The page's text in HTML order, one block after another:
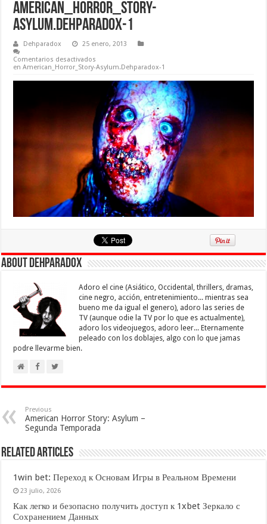
American_Horror_Story-
Asylum.Dehparadox-1
Dehparadox
25 enero, 2013
Comentarios desactivados
en American_Horror_Story-Asylum.Dehparadox-1
About Dehparadox
Adoro el cine (Asiático, Occidental, thrillers, dramas,
cine negro, acción, entretenimiento... mientras sea
bueno me da igual el genero), adoro las series de
TV (aunque odie la TV por lo que es actualmente),
adoro los videojuegos, adoro leer... Eternamente
peleado con los doblajes, algo con lo que jamas
podre llevarme bien.
Previous
American Horror Story: Asylum –
Segunda Temporada
Related Articles
1win bet: Переход к Основам Игры в Реальном Времени
23 julio, 2026
Как легко и безопасно получить доступ к 1xbet Зеркало с
Сохранением Данных